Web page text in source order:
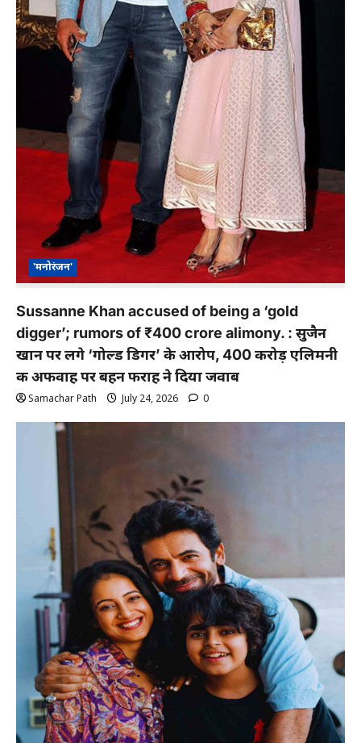
'मनोरंजन'
Sussanne Khan accused of being a ‘gold
digger’; rumors of ₹400 crore alimony. : सुजैन
खान पर लगे ‘गोल्ड डिगर’ के आरोप, 400 करोड़ एलिमनी
की अफवाह पर बहन फराह ने दिया जवाब
Samachar Path July 24, 2026 0